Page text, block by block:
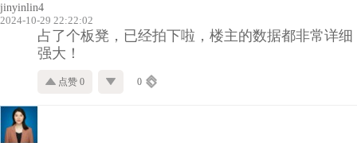
jinyinlin4
2024-10-29 22:22:02
占了个板凳，已经拍下啦，楼主的数据都非常详细
强大！
点赞 0 0